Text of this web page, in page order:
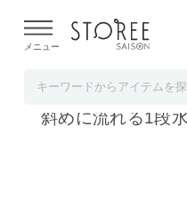
よる配送遅延が発生してお
メニュー
ビーワース セレク
斜めに流れる1段